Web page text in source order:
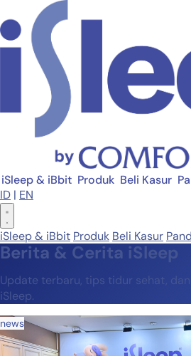
iSleep & iBbit Produk Beli Kasur
ID | EN
iSleep & iBbit Produk Beli Kasur
Berita & Cerita iSleep
Update terbaru, tips tidur sehat, dan
iSleep.
news